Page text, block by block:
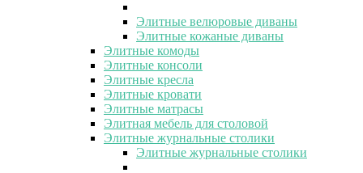
Элитные велюровые диваны
Элитные кожаные диваны
Элитные комоды
Элитные консоли
Элитные кресла
Элитные кровати
Элитные матрасы
Элитная мебель для столовой
Элитные журнальные столики
Элитные журнальные столики